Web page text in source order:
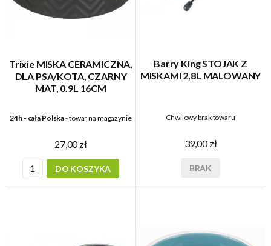
Trixie MISKA CERAMICZNA,
DLA PSA/KOTA, CZARNY
MAT, 0.9L 16CM
24h - cała Polska- towar na magazynie
27,00 zł
DO KOSZYKA
Barry King STOJAK Z
MISKAMI 2,8L MALOWANY
Chwilowy brak towaru
39,00 zł
BRAK